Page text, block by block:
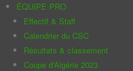
ÉQUIPE PRO
Effectif & Staff
Calendrier du CSC
Résultats & classement
Coupe d'Algérie 2023